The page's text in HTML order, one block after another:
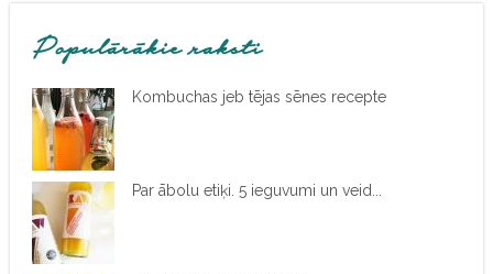
Populārākie raksti
Kombuchas jeb tējas sēnes recepte
Par ābolu etiķi. 5 ieguvumi un veid...